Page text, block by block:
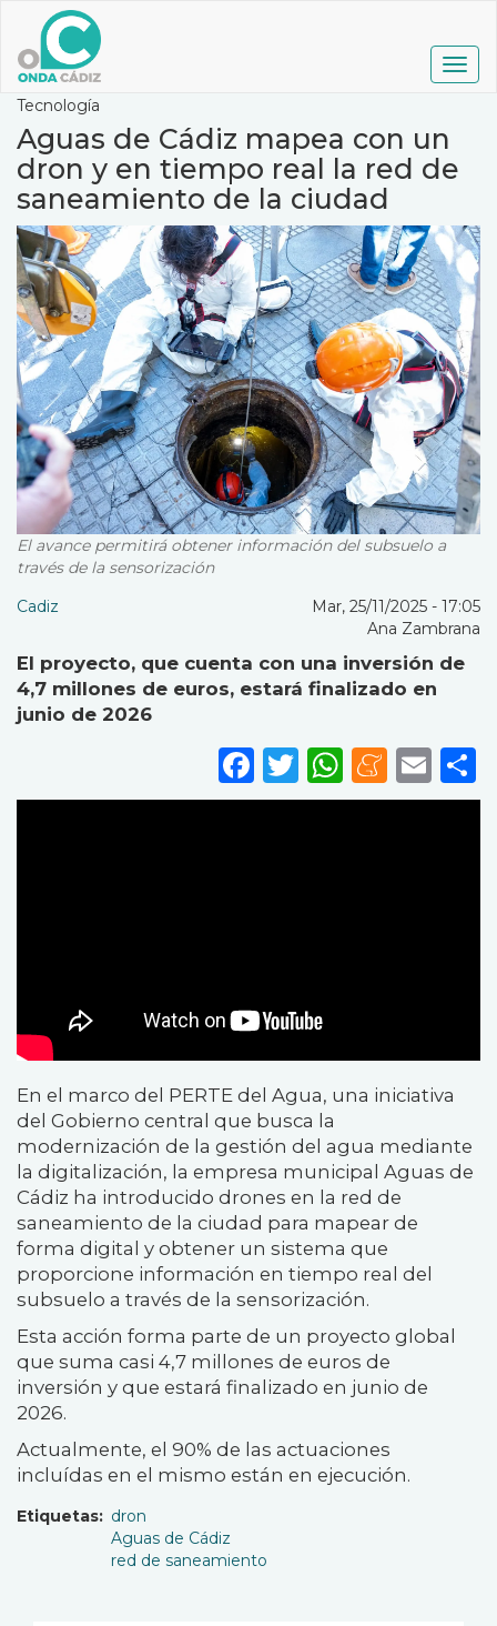
contenido
principal
Tecnología
Aguas de Cádiz mapea con un
dron y en tiempo real la red de
saneamiento de la ciudad
El avance permitirá obtener información del subsuelo a
través de la sensorización
Cadiz
Mar, 25/11/2025 - 17:05
Ana Zambrana
El proyecto, que cuenta con una inversión de
4,7 millones de euros, estará finalizado en
junio de 2026
Facebook
Twitter
En el marco del PERTE del Agua, una iniciativa
del Gobierno central que busca la
modernización de la gestión del agua mediante
la digitalización, la empresa municipal Aguas de
Cádiz ha introducido drones en la red de
saneamiento de la ciudad para mapear de
forma digital y obtener un sistema que
proporcione información en tiempo real del
subsuelo a través de la sensorización.
Esta acción forma parte de un proyecto global
que suma casi 4,7 millones de euros de
inversión y que estará finalizado en junio de
2026.
Actualmente, el 90% de las actuaciones
incluídas en el mismo están en ejecución.
Etiquetas
dron
Aguas de Cádiz
red de saneamiento